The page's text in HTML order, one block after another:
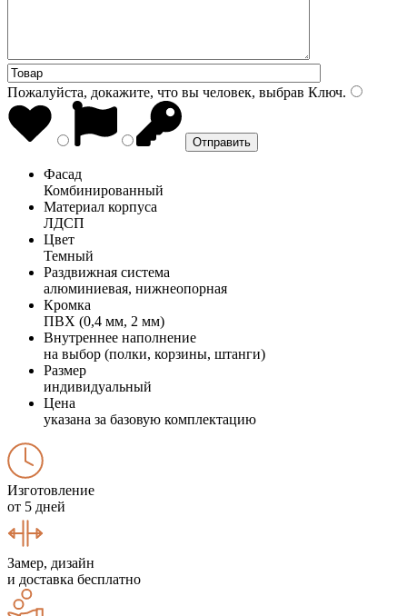
Пожалуйста, докажите, что вы человек, выбрав Ключ.
Фасад
Комбинированный
Материал корпуса
ЛДСП
Цвет
Темный
Раздвижная система
алюминиевая, нижнеопорная
Кромка
ПВХ (0,4 мм, 2 мм)
Внутреннее наполнение
на выбор (полки, корзины, штанги)
Размер
индивидуальный
Цена
указана за базовую комплектацию
Изготовление
от 5 дней
Замер, дизайн
и доставка бесплатно